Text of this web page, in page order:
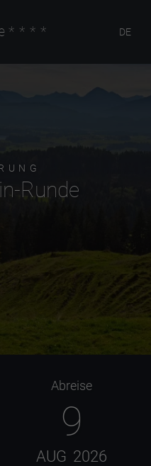
**** DE
Runde
Abreise
9
AUG 2026